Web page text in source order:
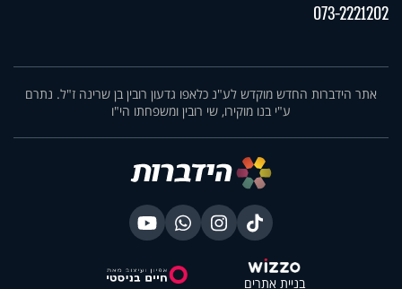
073-2221202
אתר הידברות החדש מוקדש לע"נ כלאפו גדעון רובין בן שרינה ז"ל. נתרם
ע"י בנו מוקירו, שי רובין ומשפחתו הי"ו
בניית אתרים